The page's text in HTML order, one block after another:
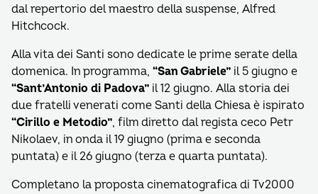
dal repertorio del maestro della suspense, Alfred
Hitchcock.
Alla vita dei Santi sono dedicate le prime serate della
domenica. In programma, “San Gabriele” il 5 giugno e
“Sant’Antonio di Padova” il 12 giugno. Alla storia dei
due fratelli venerati come Santi della Chiesa è ispirato
“Cirillo e Metodio”, film diretto dal regista ceco Petr
Nikolaev, in onda il 19 giugno (prima e seconda
puntata) e il 26 giugno (terza e quarta puntata).
Completano la proposta cinematografica di Tv2000